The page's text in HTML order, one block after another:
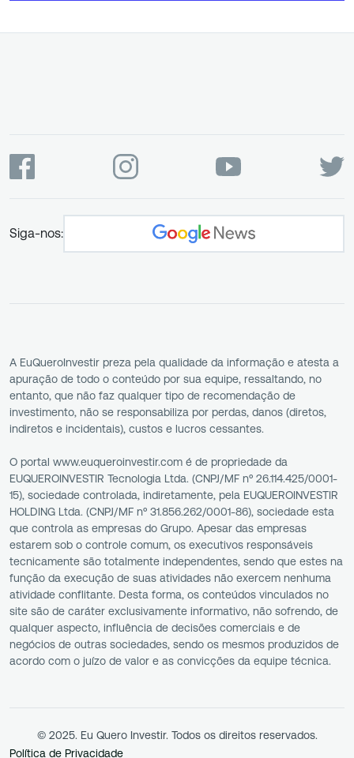
Siga-nos:
A EuQueroInvestir preza pela qualidade da informação e atesta a
apuração de todo o conteúdo por sua equipe, ressaltando, no
entanto, que não faz qualquer tipo de recomendação de
investimento, não se responsabiliza por perdas, danos (diretos,
indiretos e incidentais), custos e lucros cessantes.
O portal www.euqueroinvestir.com é de propriedade da
EUQUEROINVESTIR Tecnologia Ltda. (CNPJ/MF nº 26.114.425/0001-
15), sociedade controlada, indiretamente, pela EUQUEROINVESTIR
HOLDING Ltda. (CNPJ/MF nº 31.856.262/0001-86), sociedade esta
que controla as empresas do Grupo. Apesar das empresas
estarem sob o controle comum, os executivos responsáveis
tecnicamente são totalmente independentes, sendo que estes na
função da execução de suas atividades não exercem nenhuma
atividade conflitante. Desta forma, os conteúdos vinculados no
site são de caráter exclusivamente informativo, não sofrendo, de
qualquer aspecto, influência de decisões comerciais e de
negócios de outras sociedades, sendo os mesmos produzidos de
acordo com o juízo de valor e as convicções da equipe técnica.
© 2025. Eu Quero Investir. Todos os direitos reservados.
Política de Privacidade